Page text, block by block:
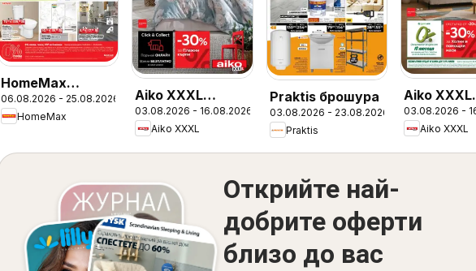
HomeMax
брошура
06.08.2026 - 25.08.2026
HomeMax
Aiko XXXL
брошура
03.08.2026 - 16.08.2026
Aiko XXXL
Praktis брошура
03.08.2026 - 23.08.2026
Praktis
Aiko XXXL
брошура
-30% за
Канапета
03.08.2026 -
Aiko XXXL
Открийте най-
добрите оферти
близо до вас